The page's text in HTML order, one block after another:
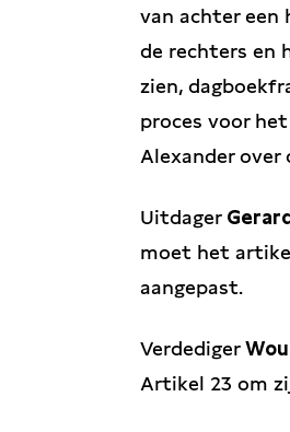
van achter een
de rechters en
zien,
proces voor
Alexander
Uitdager
moet het
aangepast.
Verdediger
Artikel 23 om